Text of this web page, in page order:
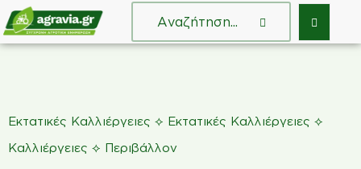
Εκτατικές Καλλιέργειες ⟡ Εκτατικές Καλλιέργειες ⟡
Καλλιέργειες ⟡ Περιβάλλον